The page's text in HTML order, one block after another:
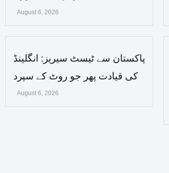
August 6, 2026
پاکستان سے ٹیسٹ سیریز: انگلینڈ
کی قیادت پھر جو روٹ کے سپرد
August 6, 2026